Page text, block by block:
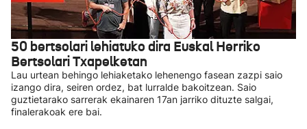
50 bertsolari lehiatuko dira Euskal Herriko
Bertsolari Txapelketan
Lau urtean behingo lehiaketako lehenengo fasean zazpi saio
izango dira, seiren ordez, bat lurralde bakoitzean. Saio
guztietarako sarrerak ekainaren 17an jarriko dituzte salgai,
finalerakoak ere bai.